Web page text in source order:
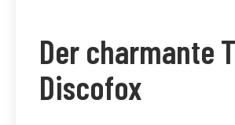
Der charmante
Discofox